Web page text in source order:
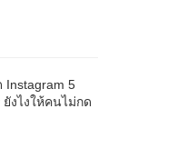
Instagram 5
งไงให้คนไม่กด